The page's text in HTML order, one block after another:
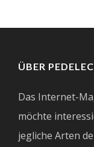
ÜBER
Das Internet-
möchte
jegliche Arten